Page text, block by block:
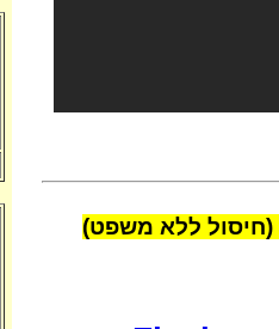
ח"כ אורי אריאל משווה בין פרשת קו 300 (חיסול ללא משפט)